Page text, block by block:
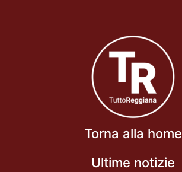
Torna alla home
Ultime notizie